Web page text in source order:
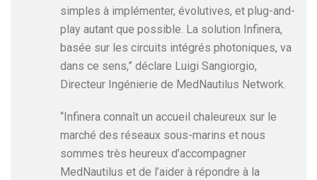
simples à implémenter, évolutives, et plug-and-
play autant que possible. La solution Infinera,
basée sur les circuits intégrés photoniques, va
dans ce sens,” déclare Luigi Sangiorgio,
Directeur Ingénierie de MedNautilus Network.
“Infinera connaît un accueil chaleureux sur le
marché des réseaux sous-marins et nous
sommes très heureux d’accompagner
MedNautilus et de l’aider à répondre à la